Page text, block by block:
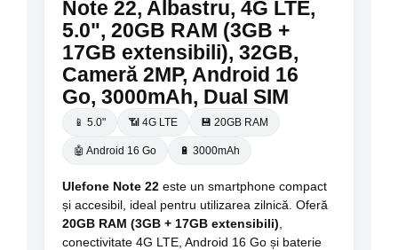
Note 22, Albastru, 4G LTE,
5.0", 20GB RAM (3GB +
17GB extensibili), 32GB,
Cameră 2MP, Android 16
Go, 3000mAh, Dual SIM
📱 5.0" 📶 4G LTE 💾 20GB RAM
🤖 Android 16 Go 🔋 3000mAh
Ulefone Note 22 este un smartphone compact
și accesibil, ideal pentru utilizarea zilnică. Oferă
20GB RAM (3GB + 17GB extensibili)
conectivitate 4G LTE, Android 16 Go și baterie